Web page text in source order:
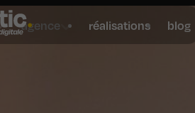
agence réalisations blog